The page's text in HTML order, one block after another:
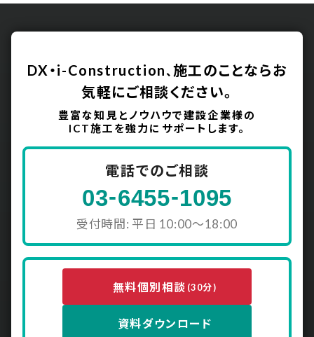
DX・i-Construction、 施工のことならお
気軽にご相談ください。
豊富な知見とノウハウで建設企業様の
ICT施工を強力にサポートします。
電話でのご相談
03-6455-1095
受付時間: 平日 10:00〜18:00
無料個別相談 (30分)
資料ダウンロード